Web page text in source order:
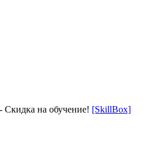
Скидка на обучение! [SkillBox]